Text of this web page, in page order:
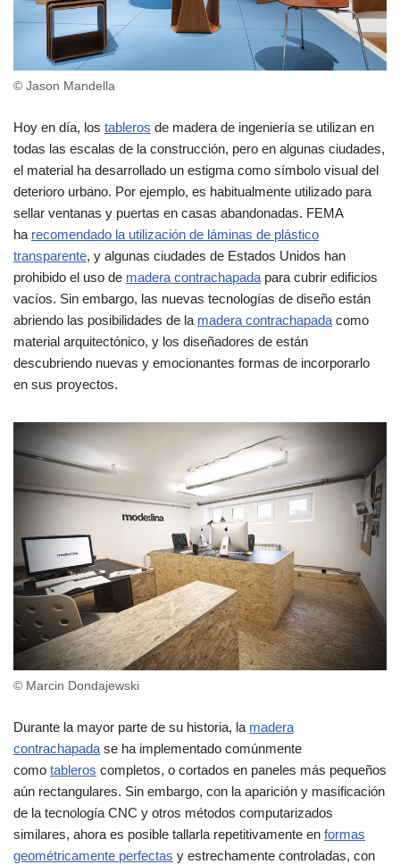
© Jason Mandella
Hoy en día, los tableros de madera de ingeniería se utilizan en
todas las escalas de la construcción, pero en algunas ciudades,
el material ha desarrollado un estigma como símbolo visual del
deterioro urbano. Por ejemplo, es habitualmente utilizado para
sellar ventanas y puertas en casas abandonadas. FEMA
ha recomendado la utilización de láminas de plástico
transparente, y algunas ciudades de Estados Unidos han
prohibido el uso de madera contrachapada para cubrir edificios
vacíos. Sin embargo, las nuevas tecnologías de diseño están
abriendo las posibilidades de la madera contrachapada como
material arquitectónico, y los diseñadores de están
descubriendo nuevas y emocionantes formas de incorporarlo
en sus proyectos.
© Marcin Dondajewski
Durante la mayor parte de su historia, la madera
contrachapada se ha implementado comúnmente
como tableros completos, o cortados en paneles más pequeños
aún rectangulares. Sin embargo, con la aparición y masificación
de la tecnología CNC y otros métodos computarizados
similares, ahora es posible tallarla repetitivamente en formas
geométricamente perfectas y estrechamente controladas, con